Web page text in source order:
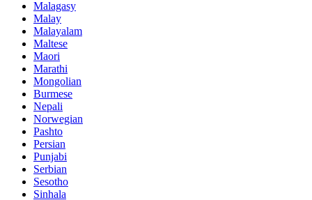
Malagasy
Malay
Malayalam
Maltese
Maori
Marathi
Mongolian
Burmese
Nepali
Norwegian
Pashto
Persian
Punjabi
Serbian
Sesotho
Sinhala